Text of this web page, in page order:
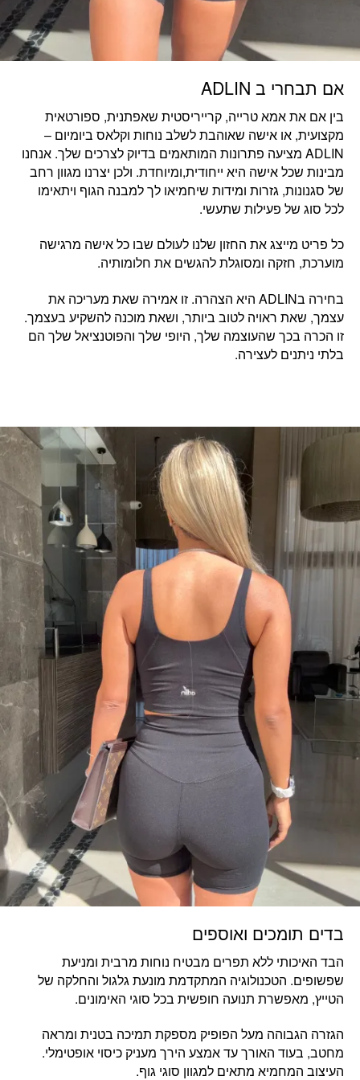
אם תבחרי ב ADLIN
בין אם אתאמא טרייה, קרייריסטית שאפתנית, ספורטאית
מקצועית, או אישה שאוהבת לשלב נוחות וקלאס ביומיום –
ADLIN מציעה פתרונות המותאמים בדיוק לצרכים שלך. אנחנו
מבינות שכל אישה היא ייחודית,ומיוחדת. ולכן יצרנו מגוון רחב
של סגנונות, גזרות ומידות שיחמיאו לך למבנה הגוף ויתאימו
לכל סוג של פעילות שתעשי.
כל פריט מייצג את החזון שלנו לעולם שבו כל אישה מרגישה
מוערכת, חזקה ומסוגלת להגשים את חלומותיה.
בחירה בADLIN היא הצהרה. זו
אמירה שאת מעריכה את
עצמך, שאת ראויה לטוב ביותר, ושאת מוכנה להשקיע בעצמך.
זו הכרה בכך שהעוצמה שלך, היופי שלך והפוטנציאל שלך הם
בלתי ניתנים לעצירה.
בדים תומכים ואוספים
הבד האיכותי ללא תפרים מבטיח נוחות מרבית ומניעת
שפשופים. הטכנולוגיה המתקדמת מונעת גלגול והחלקה של
הטייץ, מאפשרת תנועה חופשית בכל סוגי האימונים.
הגזרה הגבוהה מעל הפופיק מספקת תמיכה בטנית ומראה
מחטב, בעוד האורך עד אמצע הירך מעניק כיסוי אופטימלי.
העיצוב המחמיא מתאים למגוון סוגי גוף.